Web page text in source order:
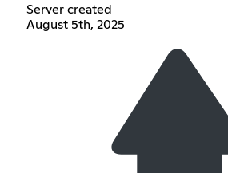
Server created
August 5th, 2025